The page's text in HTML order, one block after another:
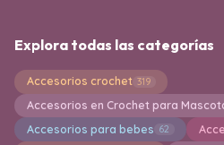
Explora todas las categorías
Accesorios crochet 319
Accesorios en Crochet para
Accesorios para bebes 62